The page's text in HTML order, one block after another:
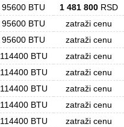
95600 BTU 1 481 800 RSD
95600 BTU
zatraži cenu
95600 BTU
zatraži cenu
114400 BTU
zatraži cenu
114400 BTU
zatraži cenu
114400 BTU
zatraži cenu
114400 BTU
zatraži cenu
114400 BTU
zatraži cenu